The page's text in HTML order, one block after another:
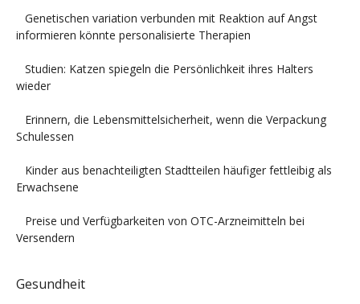
Genetischen variation verbunden mit Reaktion auf Angst
informieren könnte personalisierte Therapien
Studien: Katzen spiegeln die Persönlichkeit ihres Halters
wieder
Erinnern, die Lebensmittelsicherheit, wenn die Verpackung
Schulessen
Kinder aus benachteiligten Stadtteilen häufiger fettleibig als
Erwachsene
Preise und Verfügbarkeiten von OTC-Arzneimitteln bei
Versendern
Gesundheit